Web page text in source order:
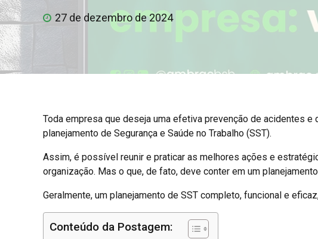
27 de dezembro de 2024
Toda empresa que deseja uma efetiva prevenção de acidentes
planejamento de Segurança e Saúde no Trabalho (SST).
Assim, é possível reunir e praticar as melhores ações e
organização. Mas o que, de fato, deve conter em um
Geralmente, um planejamento de SST completo, funcional e
Conteúdo da Postagem: